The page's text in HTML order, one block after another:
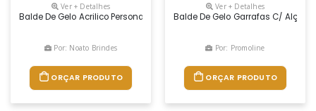
Ver + Detalhes
Balde De Gelo Acrilico Personalizado, Peso 405 Gramas, Dimensões
Por: Noato Brindes
ORÇAR PRODUTO
Ver + Detalhes
Balde De Gelo Garrafas C/ Alças
Por: Promoline
ORÇAR PRODUTO